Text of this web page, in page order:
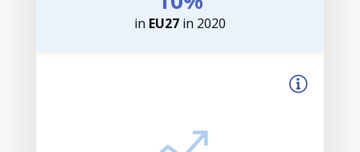
in EU27 in 2020